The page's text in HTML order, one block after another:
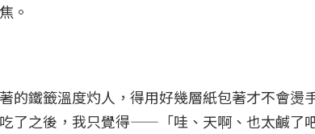
。
的鐵籤溫度灼人，得用好幾層紙包著才不會燙
了之後，我只覺得——「哇、天啊、也太鹹了